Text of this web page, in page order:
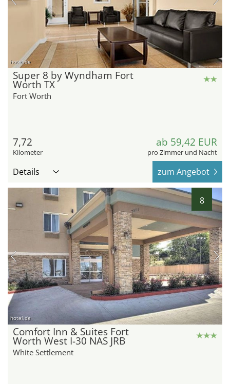
hotel.de
Super 8 by Wyndham Fort
Worth TX
Fort Worth
7,72
Kilometer
ab 59,42 EUR
pro Zimmer und Nacht
Details zum Angebot
8
hotel.de
Comfort Inn & Suites Fort
Worth West I-30 NAS JRB
White Settlement